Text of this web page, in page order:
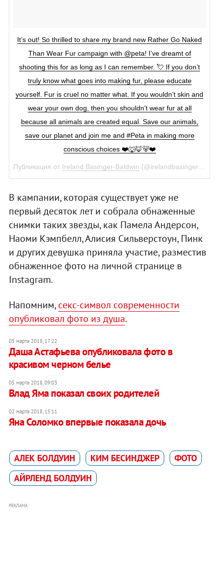
It’s out! So thrilled to share my brand new Rather Go Naked
Than Wear Fur campaign with @peta! I’ve dreamt of
shooting this for as long as I can remember. 💘 If you don’t
truly know what goes into making fur, please educate
yourself. Fur is cruel no matter what. If you wouldn’t skin and
wear your own dog, then you shouldn’t wear fur at all
because all animals are created equal. Save our animals,
save our planet and join me and #Peta in making more
conscious choices ❤️🐺🦊🐻❤️
Публикация от Ireland Basinger-Baldwin (@irelandbasingerbaldwin)
В кампании, которая существует уже не
первый десяток лет и собрала обнаженные
снимки таких звезды, как Памела Андерсон,
Наоми Кэмпбелл, Алисия Сильверстоун, Пинк
и других девушка приняла участие, разместив
обнаженное фото на личной странице в
Instagram.
Напомним,секс-символ современности
опубликовал фото из душа.
05 марта 2018, 17:22
Даша Астафьева опубликовала фото в
красивом черном белье
05 марта 2018, 09:03
Влад Яма показал своих родителей
02 марта 2018, 15:11
Яна Соломко впервые показала дочь
АЛЕК БОЛДУИН КИМ БЕСИНДЖЕР
ФОТО
АЙРЛЕНД БОЛДУИН
РЕКЛАМА